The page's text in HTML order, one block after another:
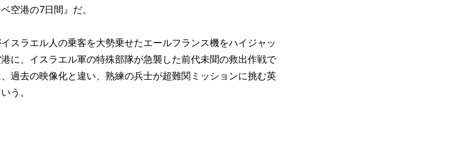
空港の7日間』だ。
スラエル人の乗客を大勢乗せたエールフランス機をハイジャッ
に、イスラエル軍の特殊部隊が急襲した前代未聞の救出作戦で
過去の映像化と違い、熟練の兵士が超難関ミッションに挑む英
う。